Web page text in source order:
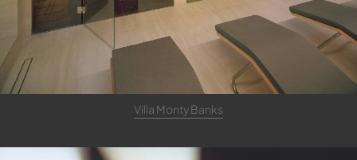
Villa Monty Banks